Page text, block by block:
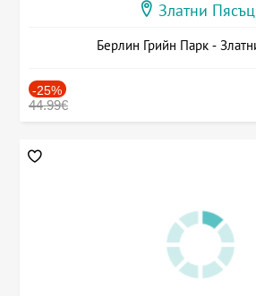
Златни
Берлин Грийн Парк -
-25%
44.99€